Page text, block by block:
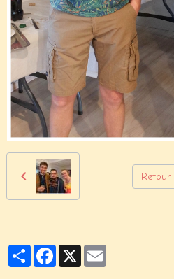
Retour
PartagerFacebook
X